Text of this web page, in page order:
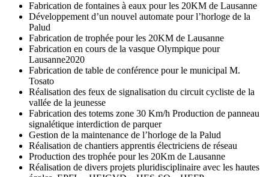
Fabrication de fontaines à eaux pour les 20KM de Lausanne
Développement d’un nouvel automate pour l’horloge de la
Palud
Fabrication de trophée pour les 20KM de Lausanne
Fabrication en cours de la vasque Olympique pour
Lausanne2020
Fabrication de table de conférence pour le municipal M.
Tosato
Réalisation des feux de signalisation du circuit cycliste de la
vallée de la jeunesse
Fabrication des totems zone 30 Km/h Production de panneau
signalétique interdiction de parquer
Gestion de la maintenance de l’horloge de la Palud
Réalisation de chantiers apprentis électriciens de réseau
Production des trophée pour les 20Km de Lausanne
Réalisation de divers projets pluridisciplinaire avec les hautes